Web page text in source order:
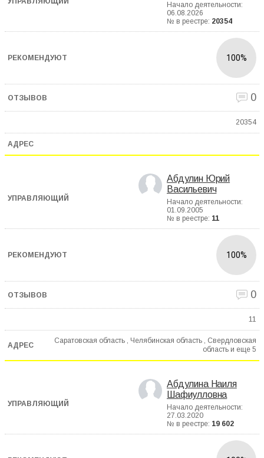
Начало деятельности:
06.08.2026
№ в реестре: 20354
100%
0
20354
Абдулин Юрий
Васильевич
Начало деятельности:
01.09.2005
№ в реестре: 11
100%
0
11
Саратовская область , Челябинская область , Свердловская
область и еще 5
Абдулина Наиля
Шафиулловна
Начало деятельности:
27.03.2020
№ в реестре: 19 602